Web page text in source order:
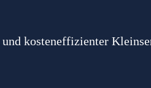
kosteneffizienter